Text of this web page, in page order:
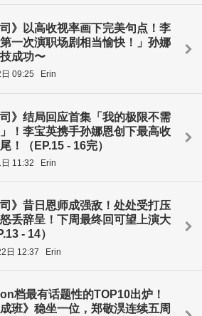
司》以高收视率画下完美句点！李
一次演职场剧相当愉快！」孙娜
成功〜
09:25 Erin
司》结局回应首集「我的极限不需
！李宝英携手孙娜恩创下最高收
！（EP.15 - 16完）
11:32 Erin
司》昔日恩师成强敌！处处受打压
丢辞呈！下周最终回可望上演大
- 14）
日 12:37 Erin
档最有话题性的TOP10出炉！
成班》稳坐一位，郑敬淏连续五周